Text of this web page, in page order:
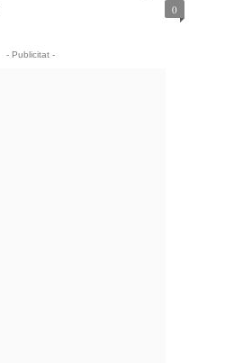
0
- Publicitat -